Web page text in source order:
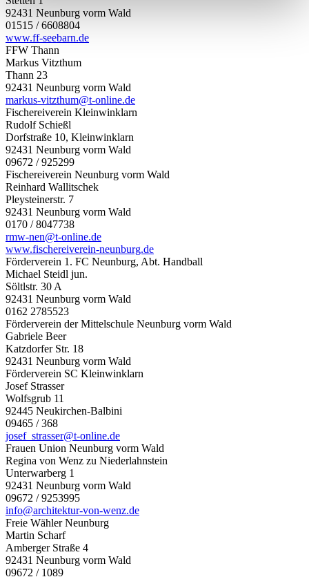
92431 Neunburg vorm Wald
01515 / 6608804
www.ff-seebarn.de
FFW Thann
Markus Vitzthum
Thann 23
92431 Neunburg vorm Wald
markus-vitzthum@t-online.de
Fischereiverein Kleinwinklarn
Rudolf Schießl
Dorfstraße 10, Kleinwinklarn
92431 Neunburg vorm Wald
09672 / 925299
Fischereiverein Neunburg vorm Wald
Reinhard Wallitschek
Pleysteinerstr. 7
92431 Neunburg vorm Wald
0170 / 8047738
rmw-nen@t-online.de
www.fischereiverein-neunburg.de
Förderverein 1. FC Neunburg, Abt. Handball
Michael Steidl jun.
Söltlstr. 30 A
92431 Neunburg vorm Wald
0162 2785523
Förderverein der Mittelschule Neunburg vorm Wald
Gabriele Beer
Katzdorfer Str. 18
92431 Neunburg vorm Wald
Förderverein SC Kleinwinklarn
Josef Strasser
Wolfsgrub 11
92445 Neukirchen-Balbini
09465 / 368
josef_strasser@t-online.de
Frauen Union Neunburg vorm Wald
Regina von Wenz zu Niederlahnstein
Unterwarberg 1
92431 Neunburg vorm Wald
09672 / 9253995
info@architektur-von-wenz.de
Freie Wähler Neunburg
Martin Scharf
Amberger Straße 4
92431 Neunburg vorm Wald
09672 / 1089